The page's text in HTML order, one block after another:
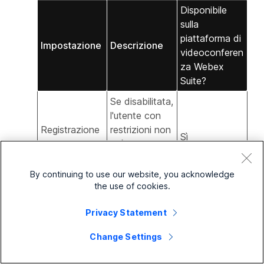
Impostazione Descrizione
Disponibile
sulla
piattaforma di
videoconferen
za Webex
Suite?
Registrazione
su cloud
Se disabilitata,
l'utente con
restrizioni non
può registrare
sul cloud.
Sì
Registrazione
Se disabilitata,
l'utente con
restrizioni non
può registrare
By continuing to use our website, you acknowledge
the use of cookies.
Privacy Statement
Change Settings